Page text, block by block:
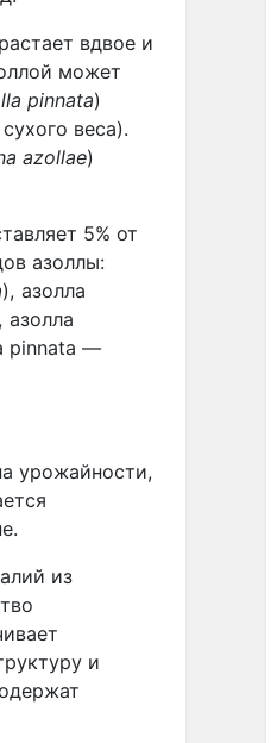
вдвое и
может
pinnata)
веса).
azollae)
5% от
азоллы:
), азолла
азолла
pinnata —
урожайности,
из
и